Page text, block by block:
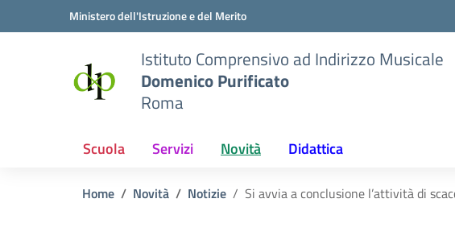
Vai ai contenuti
Vai al menu di navigazioneMinistero dell'Istruzione e del Merito
Istituto Comprensivo ad Indirizzo Musicale
Domenico Purificato
Roma
Scuola Servizi Novità Didattica
Home Novità Notizie Si avvia a conclusione l’attività di